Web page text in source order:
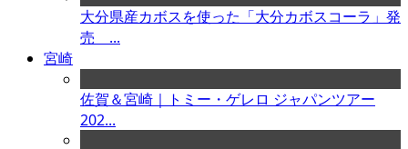
大分県産カボスを使った「大分カボスコーラ」発
売 ...
宮崎
佐賀＆宮崎｜トミー・ゲレロ ジャパンツアー
202...